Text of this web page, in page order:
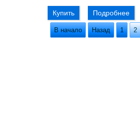
Купить Подробнее
В начало Назад 1 2